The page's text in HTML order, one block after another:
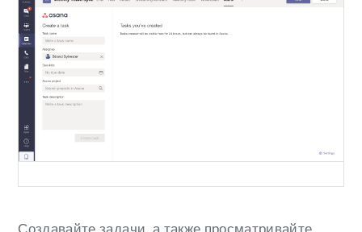
Создавайте задачи, а также просматривайте